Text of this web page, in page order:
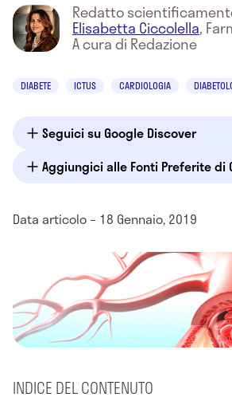
Redatto
Elisabetta Ciccolella,
A cura di Redazione
DIABETE ICTUS CARDIOLOGIA
Seguici su Google Discover
Aggiungici alle Fonti Preferite di
Data articolo – 18 Gennaio, 2019
INDICE DEL CONTENUTO